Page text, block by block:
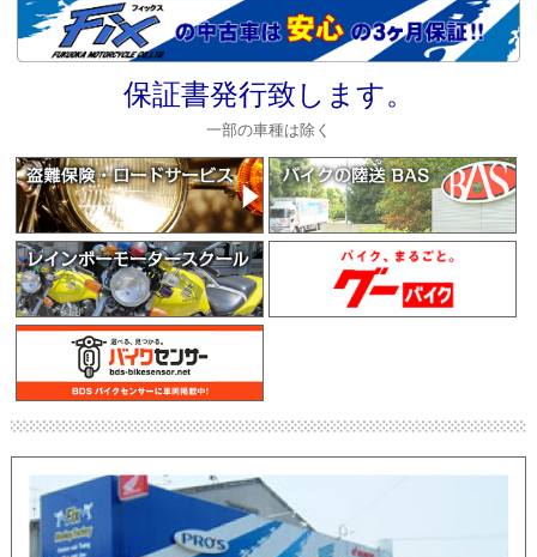
保証書発行致します。
一部の車種は除く